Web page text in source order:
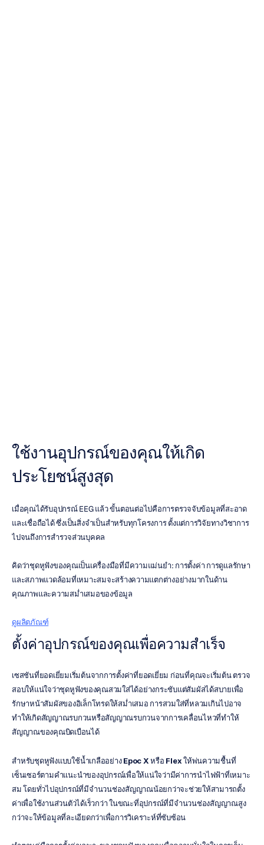
ใช้งานอุปกรณ์ของคุณให้เกิด
ประโยชน์สูงสุด
เมื่อคุณได้รับอุปกรณ์ EEG แล้ว ขั้นตอนต่อไปคือการตรวจจับข้อมูลที่สะอาด
และเชื่อถือได้ ซึ่งเป็นสิ่งจำเป็นสำหรับทุกโครงการ ตั้งแต่การวิจัยทางวิชาการ
ไปจนถึงการสำรวจส่วนบุคคล
คิดว่าชุดหูฟังของคุณเป็นเครื่องมือที่มีความแม่นยำ: การตั้งค่า การดูแลรักษา
และสภาพแวดล้อมที่เหมาะสมจะสร้างความแตกต่างอย่างมากในด้าน
คุณภาพและความสม่ำเสมอของข้อมูล
ดูผลิตภัณฑ์
ตั้งค่าอุปกรณ์ของคุณเพื่อความสำเร็จ
เซสชันที่ยอดเยี่ยมเริ่มต้นจากการตั้งค่าที่ยอดเยี่ยม ก่อนที่คุณจะเริ่มต้น ตรวจ
สอบให้แน่ใจว่าชุดหูฟังของคุณสวมใส่ได้อย่างกระชับแต่สัมผัสได้สบายเพื่อ
รักษาหน้าสัมผัสของอิเล็กโทรดให้สม่ำเสมอ การสวมใส่ที่หลวมเกินไปอาจ
ทำให้เกิดสัญญาณรบกวนหรือสัญญาณรบกวนจากการเคลื่อนไหวที่ทำให้
สัญญาณของคุณบิดเบือนได้
สำหรับชุดหูฟังแบบใช้น้ำเกลืออย่าง Epoc X หรือ Flex ให้พ่นความชื้นที่
เซ็นเซอร์ตามคำแนะนำของอุปกรณ์เพื่อให้แน่ใจว่ามีค่าการนำไฟฟ้าที่เหมาะ
สม โดยทั่วไปอุปกรณ์ที่มีจำนวนช่องสัญญาณน้อยกว่าจะช่วยให้สามารถตั้ง
ค่าเพื่อใช้งานส่วนตัวได้เร็วกว่า ในขณะที่อุปกรณ์ที่มีจำนวนช่องสัญญาณสูง
กว่าจะให้ข้อมูลที่ละเอียดกว่าเพื่อการวิเคราะห์ที่ซับซ้อน